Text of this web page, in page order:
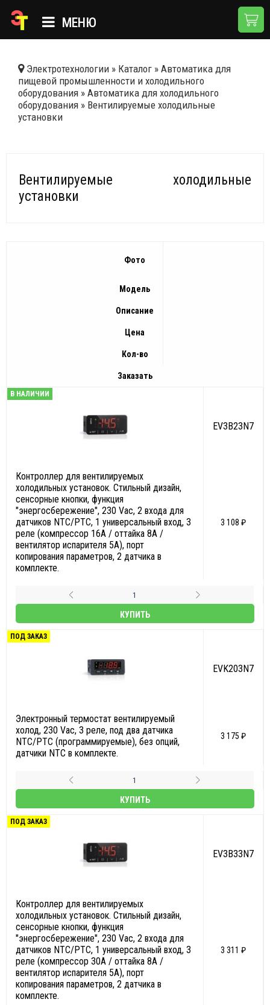
МЕНЮ
КАТАЛОГ
О КОМПАНИИ
ДОСТАВКА И ОПЛАТА
Электротехнологии » Каталог » Автоматика для
пищевой промышленности и холодильного
оборудования » Автоматика для холодильного
оборудования » Вентилируемые холодильные
установки
Вентилируемые холодильные
установки
Фото
Модель
Описание
Цена
Кол-во
Заказать
В НАЛИЧИИ
EV3B23N7
Контроллер для вентилируемых
холодильных установок. Стильный дизайн,
сенсорные кнопки, функция
"энергосбережение", 230 Vac, 2 входа для
датчиков NTC/PTC, 1 универсальный вход, 3
реле (компрессор 16A / оттайка 8А /
вентилятор испарителя 5А), порт
копирования параметров, 2 датчика в
комплекте.
3 108 ₽
КУПИТЬ
ПОД ЗАКАЗ
EVK203N7
Электронный термостат вентилируемый
холод, 230 Vac, 3 реле, под два датчика
NTC/PTC (программируемые), без опций,
датчики NTC в комплекте.
3 175 ₽
КУПИТЬ
ПОД ЗАКАЗ
EV3B33N7
Контроллер для вентилируемых
холодильных установок. Стильный дизайн,
сенсорные кнопки, функция
"энергосбережение", 230 Vac, 2 входа для
датчиков NTC/PTC, 1 универсальный вход, 3
реле (компрессор 30A / оттайка 8А /
вентилятор испарителя 5А), порт
копирования параметров, 2 датчика в
комплекте.
3 311 ₽